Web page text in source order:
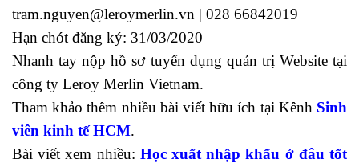
tram.nguyen@leroymerlin.vn | 028 66842019
Hạn chót đăng ký: 31/03/2020
Nhanh tay nộp hồ sơ tuyển dụng quản trị Website tại
công ty Leroy Merlin Vietnam.
Tham khảo thêm nhiều bài viết hữu ích tại Kênh Sinh
viên kinh tế HCM.
Bài viết xem nhiều: Học xuất nhập khẩu ở đâu tốt